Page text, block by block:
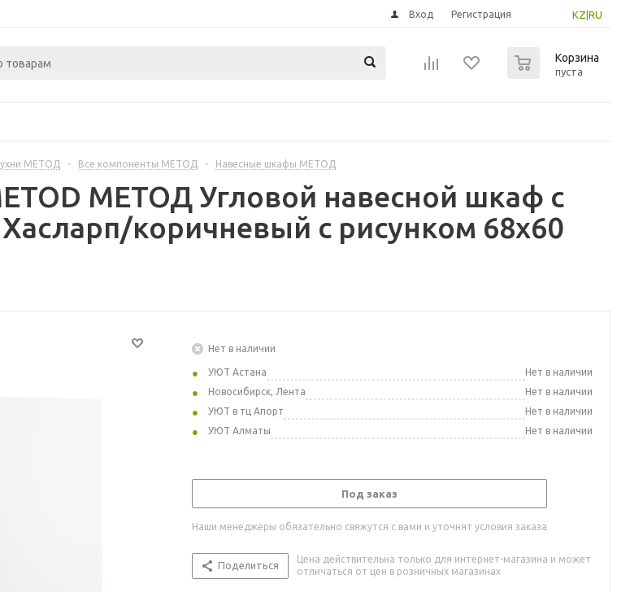
KZ RU
Вход Регистрация
Корзина
пуста
МЕТОД - Все компоненты МЕТОД - Навесные шкафы МЕТОД
МЕТОД Угловой навесной шкаф с
коричневый с рисунком 68x60
Нет в наличии
УЮТ Астана
Нет в наличии
Новосибирск, Лента
Нет в наличии
УЮТ в тц Апорт
Нет в наличии
УЮТ Алматы
Нет в наличии
Под заказ
Наши менеджеры обязательно свяжутся с вами и уточнят условия заказа
Поделиться
Цена действительна только для интернет-магазина и может
отличаться от цен в розничных магазинах